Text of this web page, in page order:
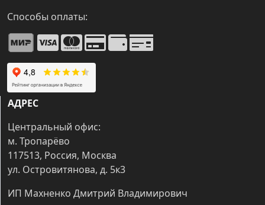
Способы оплаты:
АДРЕС
Центральный офис:
м. Тропарёво
117513, Россия, Москва
ул. Островитянова, д. 5к3
ИП Махненко Дмитрий Владимирович